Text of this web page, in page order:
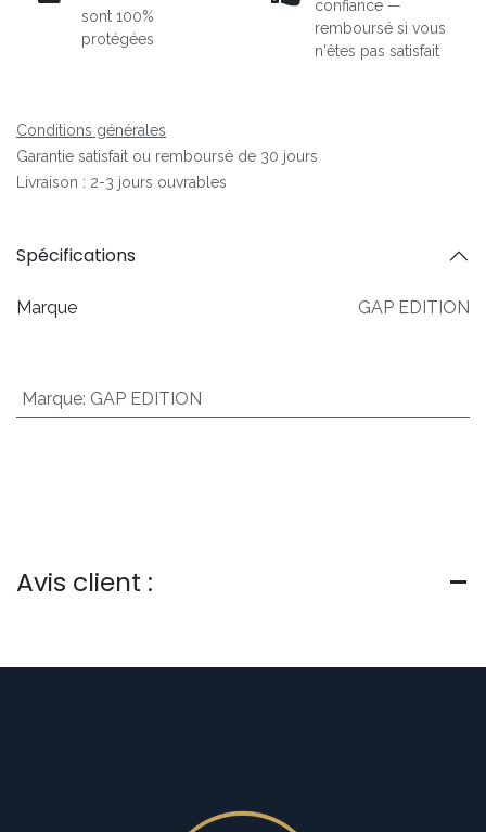
sont 100%
protégées
confiance —
remboursé si vous
n'êtes pas satisfait
Conditions générales
Garantie satisfait ou remboursé de 30 jours
Livraison : 2-3 jours ouvrables
Spécifications
Marque GAP EDITION
Marque: GAP EDITION
Avis client :